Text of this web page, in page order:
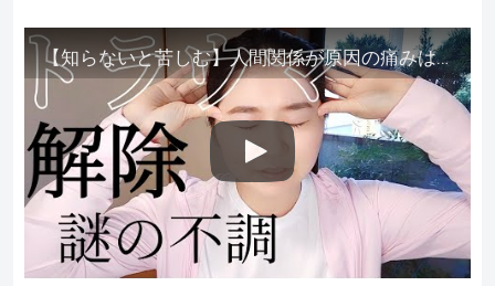
【知らないと苦しむ】人間関係が原因の痛みはトラウマ解除が必須。病院に行っても原因不明で治らない不調はこれをしてからケアしてみてください。